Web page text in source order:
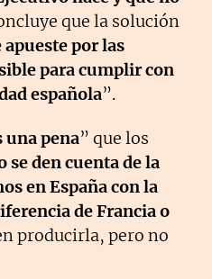
que la solución
apueste por las
para cumplir con
española”.
una pena” que los
se den cuenta de la
en España con la
de Francia o
producirla, pero no